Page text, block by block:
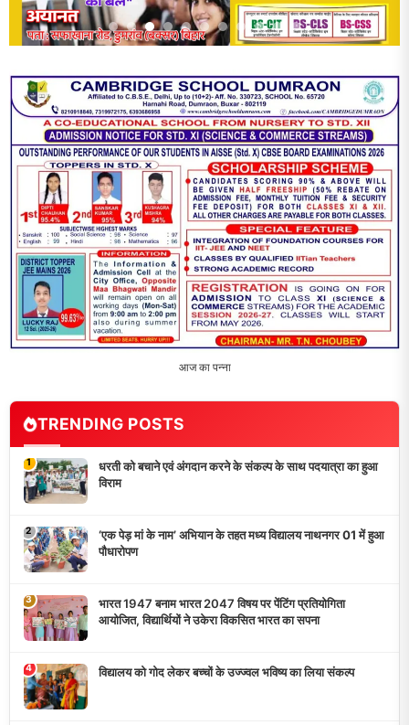
आज का पन्ना
TRENDING POSTS
1
धरती को बचाने एवं अंगदान करने के संकल्प के साथ पदयात्रा का हुआ
विराम
2
‘एक पेड़ मां के नाम’ अभियान के तहत मध्य विद्यालय नाथनगर 01 में हुआ
पौधारोपण
3
भारत 1947 बनाम भारत 2047 विषय पर पेंटिंग प्रतियोगिता
आयोजित, विद्यार्थियों ने उकेरा विकसित भारत का सपना
4 विद्यालय को गोद लेकर बच्चों के उज्ज्वल भविष्य का लिया संकल्प